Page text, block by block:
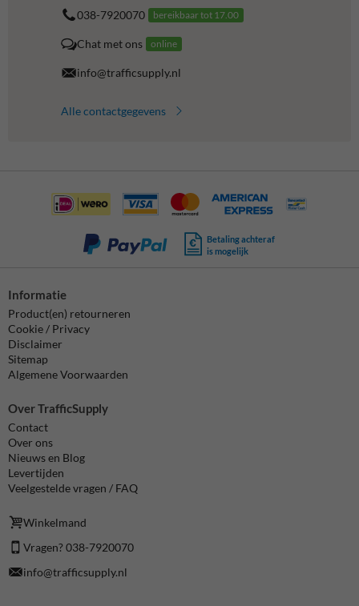
038-7920070 bereikbaar tot 17.00
Chat met ons online
info@trafficsupply.nl
Alle contactgegevens
Betaling achteraf
is mogelijk
Informatie
Product(en) retourneren
Cookie / Privacy
Disclaimer
Sitemap
Algemene Voorwaarden
Over TrafficSupply
Contact
Over ons
Nieuws en Blog
Levertijden
Veelgestelde vragen / FAQ
Winkelmand
Vragen? 038-7920070
info@trafficsupply.nl